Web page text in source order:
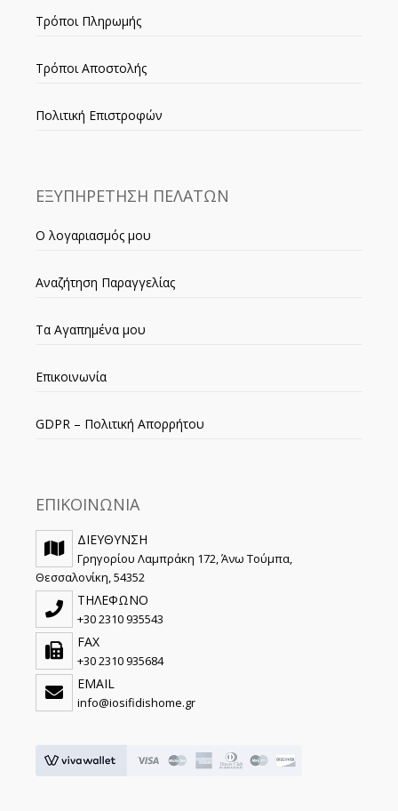
Τρόποι Πληρωμής
Τρόποι Αποστολής
Πολιτική Επιστροφών
ΕΞΥΠΗΡΕΤΗΣΗ ΠΕΛΑΤΩΝ
Ο λογαριασμός μου
Αναζήτηση Παραγγελίας
Τα Αγαπημένα μου
Επικοινωνία
GDPR – Πολιτική Απορρήτου
ΕΠΙΚΟΙΝΩΝΙΑ
ΔΙΕΥΘΥΝΣΗ
Γρηγορίου Λαμπράκη 172, Άνω Τούμπα,
Θεσσαλονίκη, 54352
ΤΗΛΕΦΩΝΟ
+30 2310 935543
FAX
+30 2310 935684
EMAIL
info@iosifidishome.gr